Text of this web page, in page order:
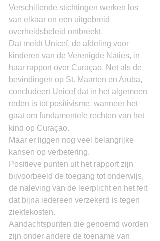
Verschillende stichtingen werken los
van elkaar en een uitgebreid
overheidsbeleid ontbreekt.
Dat meldt Unicef, de afdeling voor
kinderen van de Verenigde Naties, in
haar rapport over Curaçao. Net als de
bevindingen op St. Maarten en Aruba,
concludeert Unicef dat in het algemeen
reden is tot positivisme, wanneer het
gaat om fundamentele rechten van het
kind op Curaçao.
Maar er liggen nog veel belangrijke
kansen op verbetering.
Positieve punten uit het rapport zijn
bijvoorbeeld de toegang tot onderwijs,
de naleving van de leerplicht en het feit
dat bijna iedereen verzekerd is tegen
ziektekosten.
Aandachtspunten die genoemd worden
zijn onder andere de toename van